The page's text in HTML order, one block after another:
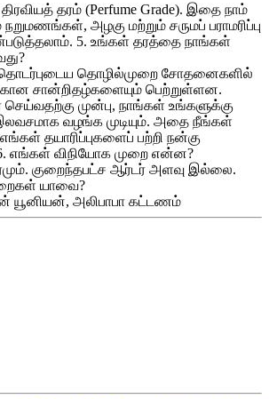
தரம் (Perfume Grade). இதை நாம்
நறுமணங்கள், அழகு மற்றும் சருமப் பராமரிப்பு
5. உங்கள் தரத்தை நாங்கள்
தொடர்புடைய தொழில்முறை சோதனைகளில்
சான்றிதழ்களையும் பெற்றுள்ளன.
முன்பு, நாங்கள் உங்களுக்கு
இலவசமாக வழங்க முடியும். அதை நீங்கள்
தயாரிப்புகளைப் பற்றி நன்கு
எங்கள் விநியோக முறை என்ன?
குறைந்தபட்ச ஆர்டர் அளவு இல்லை.
யாவை?
யூனியன், அலிபாபா கட்டணம்